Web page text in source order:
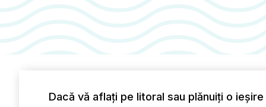
Dacă vă aflați pe litoral sau plănuiți o